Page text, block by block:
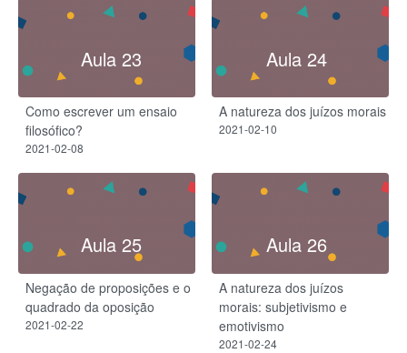
Aula 23
Como escrever um ensaio
filosófico?
2021-02-08
Aula 24
A natureza dos juízos morais
2021-02-10
Aula 25
Negação de proposições e o
quadrado da oposição
2021-02-22
Aula 26
A natureza dos juízos
morais: subjetivismo e
emotivismo
2021-02-24